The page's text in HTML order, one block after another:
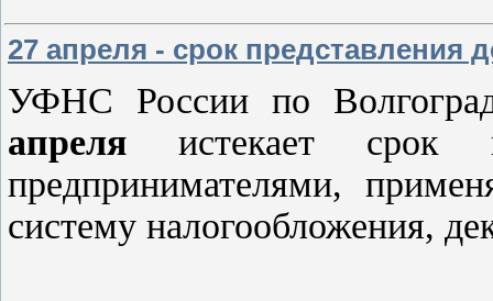
27 апреля - срок представления
УФНС России по
апреля истекает срок
предпринимателями,
систему налогообложения,